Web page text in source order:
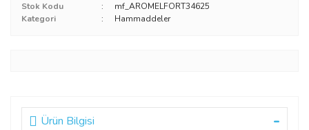
Stok Kodu
mf_AROMELFORT34625
Kategori
Hammaddeler
Ürün Bilgisi